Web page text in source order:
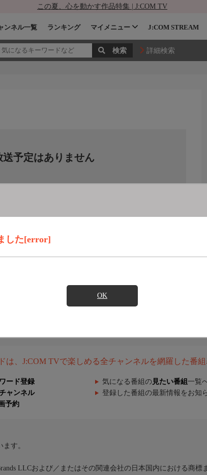
この夏、心を動かす作品特集 | J:COM TV
ンネル一覧 ランキング マイメニュー J:COM STREAM
詳細検索
した[error]
OK
送予定はありません
は、J:COM TVで楽しめる全チャンネルを網羅した番組
ード登録 気になる番組の 見たい番組 一覧
ャンネル 登録した番組の最新情報をお知
予約
す。
LLCおよび／またはその関連会社の日本国内における商標